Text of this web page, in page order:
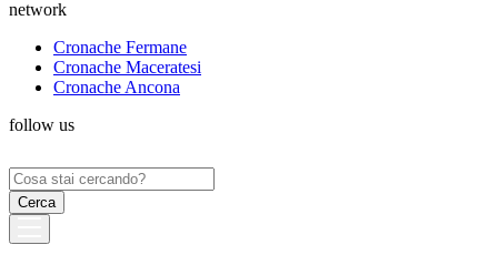
network
Cronache Fermane
Cronache Maceratesi
Cronache Ancona
follow us
Ricerca
per: